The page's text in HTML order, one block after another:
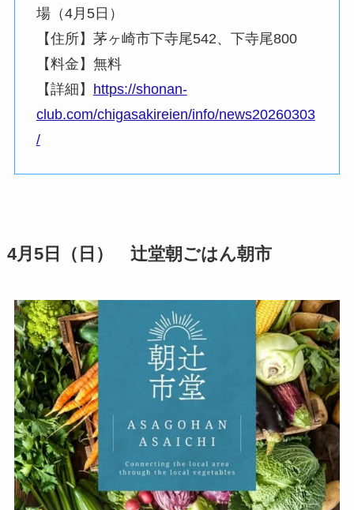
場（4月5日）
【住所】茅ヶ崎市下寺尾542、下寺尾800
【料金】無料
【詳細】
https://shonan-
club.com/chigasakireien/info/news20260303
/
4月5日（日） 辻堂朝ごはん朝市